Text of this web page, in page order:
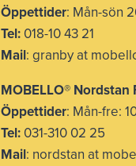
Öppettider: Mån-sön
Tel: 018-10 43 21
Mail: granby at
MOBELLO® Nordstan
Öppettider: Mån-fre:
Tel: 031-310 02 25
Mail: nordstan at